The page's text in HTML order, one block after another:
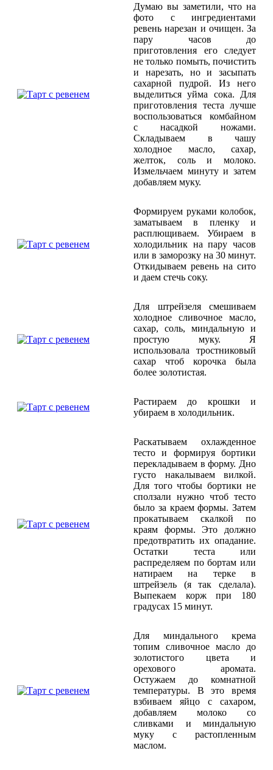
Думаю вы заметили, что на
фото с ингредиентами
ревень нарезан и очищен. За
пару часов до
приготовления его следует
не только помыть, почистить
и нарезать, но и засыпать
сахарной пудрой. Из него
выделиться уйма сока. Для
приготовления теста лучше
воспользоваться комбайном
с насадкой ножами.
Складываем в чашу
холодное масло, сахар,
желток, соль и молоко.
Измельчаем минуту и затем
добавляем муку.
Формируем руками колобок,
заматываем в пленку и
расплющиваем. Убираем в
холодильник на пару часов
или в заморозку на 30 минут.
Откидываем ревень на сито
и даем стечь соку.
Для штрейзеля смешиваем
холодное сливочное масло,
сахар, соль, миндальную и
простую муку. Я
использовала тростниковый
сахар чтоб корочка была
более золотистая.
Растираем до крошки и
убираем в холодильник.
Раскатываем охлажденное
тесто и формируя бортики
перекладываем в форму. Дно
густо накалываем вилкой.
Для того чтобы бортики не
сползали нужно чтоб тесто
было за краем формы. Затем
прокатываем скалкой по
краям формы. Это должно
предотвратить их опадание.
Остатки теста или
распределяем по бортам или
натираем на терке в
штрейзель (я так сделала).
Выпекаем корж при 180
градусах 15 минут.
Для миндального крема
топим сливочное масло до
золотистого цвета и
орехового аромата.
Остужаем до комнатной
температуры. В это время
взбиваем яйцо с сахаром,
добавляем молоко со
сливками и миндальную
муку с растопленным
маслом.